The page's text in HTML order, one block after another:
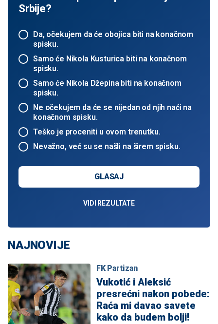
Srbije?
Da, očekujem da će obojica biti na konačnom
spisku.
Samo će Nikola Kusturica biti na konačnom
spisku.
Samo će Nikola Džepina biti na konačnom
spisku.
Ne očekujem da će se nijedan od njih naći na
konačnom spisku.
Teško je proceniti u ovom trenutku.
Nevažno, već su se našli na širem spisku.
GLASAJ
VIDI REZULTATE
NAJNOVIJE
FK Partizan
Vukotić i Aleksić
presrećni nakon pobede:
Raća mi davao savete
kako da budem bolji!